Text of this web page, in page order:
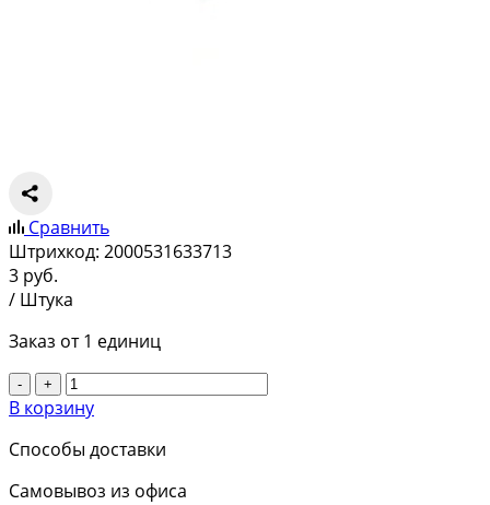
Сравнить
Штрихкод: 2000531633713
3 руб.
/ Штука
Заказ от 1 единиц
- +
В корзину
Способы доставки
Самовывоз из офиса